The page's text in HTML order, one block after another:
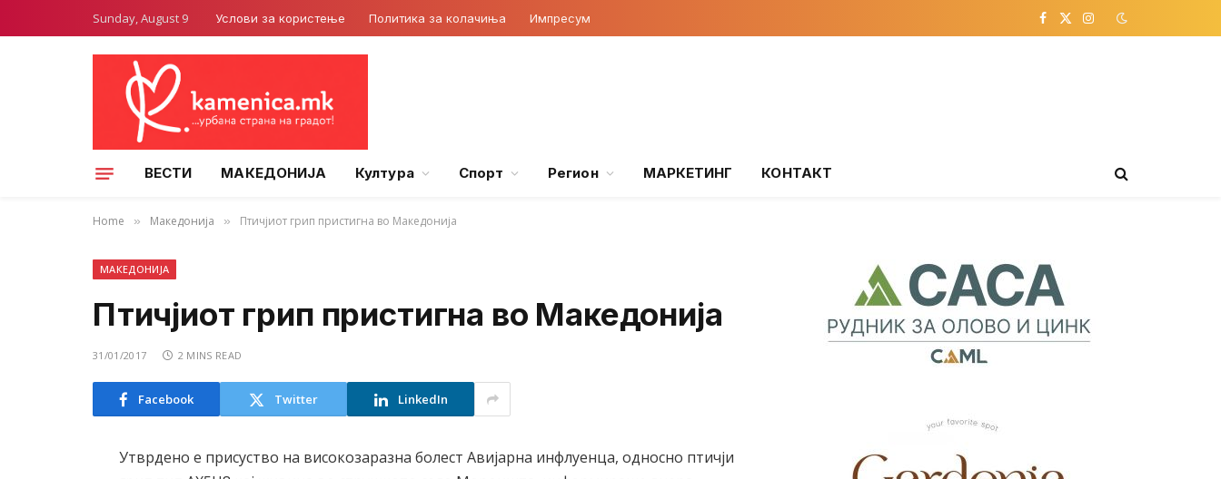
Sunday, August 9 Услови за користење Политика за колачиња Импресум Facebook
X
Instagram
ВЕСТИ МАКЕДОНИЈА Култура Спорт Регион МАРКЕТИНГ КОНТАКТ
Home » Македонија » Птичјиот грип пристигна во Македонија
МАКЕДОНИЈА
Птичјиот грип пристигна во Македонија
31/01/2017 2 MINS READ
Facebook Twitter LinkedIn
Утврдено е присуство на високозаразна болест Авијарна инфлуенца, односно птичји